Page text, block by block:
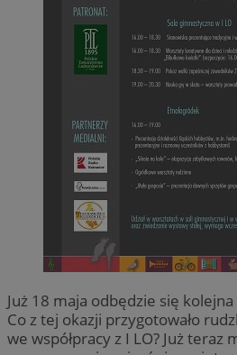
Już 18 maja odbędzie się
Co z tej okazji przygotowało
we współpracy z I LO? Już teraz